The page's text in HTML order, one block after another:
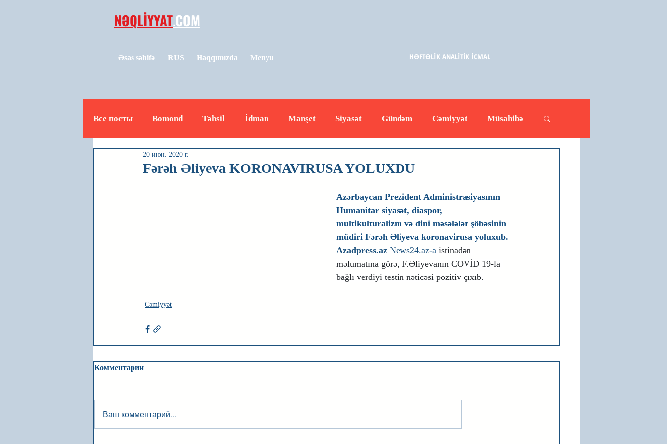
NƏQLİYYAT.COM
Əsas səhifə RUS Haqqımızda Menyu
Все посты Bomond Təhsil İdman Manşet Siyasət Gündəm Cəmiyyət Müsahibə
Video
Fərəh Əliyeva KORONAVIRUSA YOLUXDU
20 июн. 2020 г.
Azərbaycan Prezident Administrasiyasının
Humanitar siyasət, diaspor,
multikulturalizm və dini məsələlər şöbəsinin
müdiri Fərəh Əliyeva koronavirusa yoluxub.
Azadpress.az News24.az-a istinadən
məlumatına görə, F.Əliyevanın COVİD 19-la
bağlı verdiyi testin nəticəsi pozitiv çıxıb.
Cəmiyyət
Комментарии
Ваш комментарий...
HƏFTƏLİK ANALİTİK İCMAL